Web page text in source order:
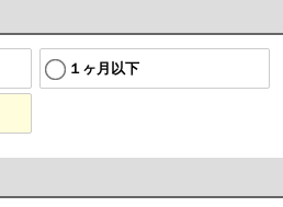
１ヶ月以下